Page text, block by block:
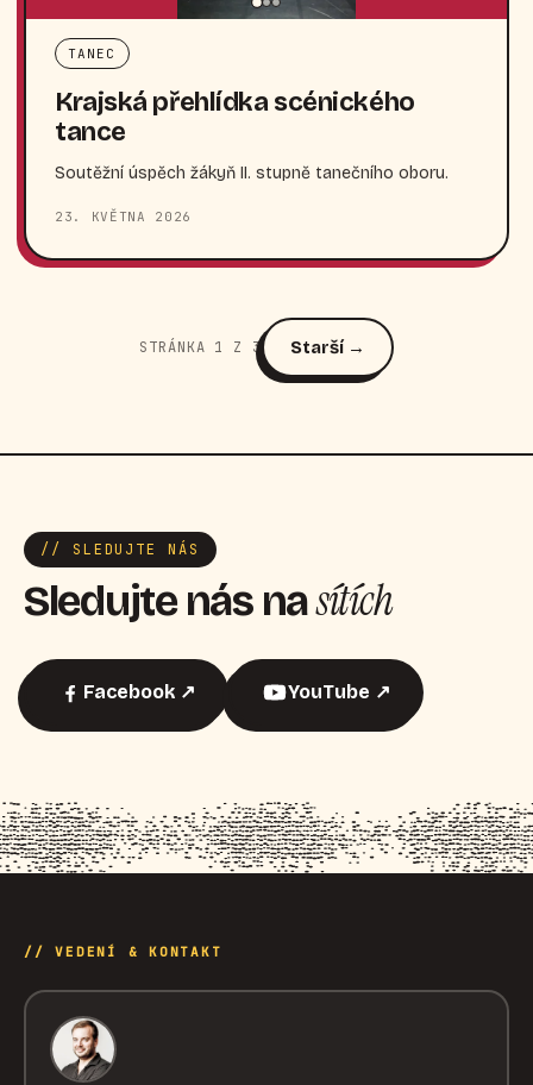
TANEC
Krajská přehlídka scénického
tance
Soutěžní úspěch žákyň II. stupně tanečního oboru.
23. KVĚTNA 2026
STRÁNKA 1 Z 3 Starší →
// SLEDUJTE NÁS
Sledujte nás nasítích
Facebook ↗ YouTube ↗
// VEDENÍ & KONTAKT